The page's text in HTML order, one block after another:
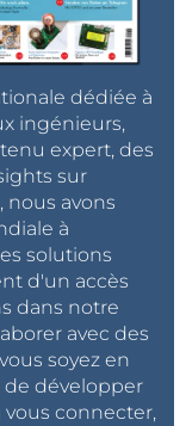
dédiée à
ingénieurs,
expert, des
sur
nous avons
à
solutions
d'un accès
dans notre
avec des
soyez en
de développer
vous connecter,